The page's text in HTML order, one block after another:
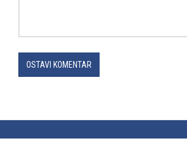
OSTAVI KOMENTAR